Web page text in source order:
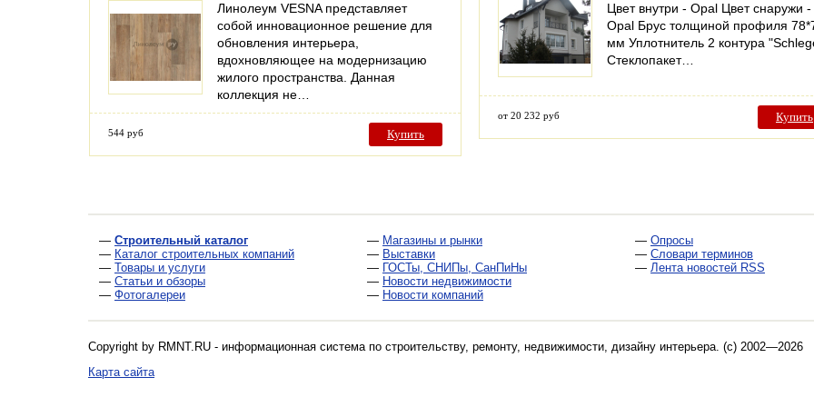
Линолеум VESNA представляет
собой инновационное решение для
обновления интерьера,
вдохновляющее на модернизацию
жилого пространства. Данная
коллекция не…
544 руб Купить
Цвет внутри - Opal Цвет снаружи -
Opal Брус толщиной профиля
мм Уплотнитель 2 контура
Стеклопакет…
от 20 232 руб Купить
— Строительный каталог
— Каталог строительных компаний
— Товары и услуги
— Статьи и обзоры
— Фотогалереи
— Магазины и рынки
— Выставки
— ГОСТы, СНИПы, СанПиНы
— Новости недвижимости
— Новости компаний
— Опросы
— Словари терминов
— Лента новостей RSS
Copyright by RMNT.RU - информационная система по строительству, ремонту, недвижимости, дизайну интерьера. (c) 2002—2026
Карта сайта